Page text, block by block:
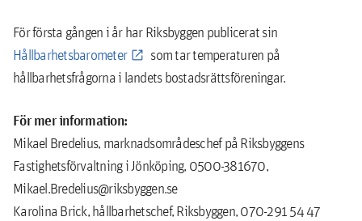
För första gången i år har Riksbyggen publicerat sin
Hållbarhetsbarometer
som tar temperaturen på
hållbarhetsfrågorna i landets bostadsrättsföreningar.
För mer information:
Mikael Bredelius, marknadsområdeschef på Riksbyggens
Fastighetsförvaltning i Jönköping, 0500-381670,
Mikael.Bredelius@riksbyggen.se
Karolina Brick, hållbarhetschef, Riksbyggen, 070-291 54 47